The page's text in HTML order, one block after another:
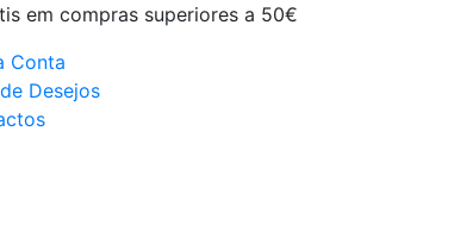
em compras superiores a 50€
Conta
Desejos